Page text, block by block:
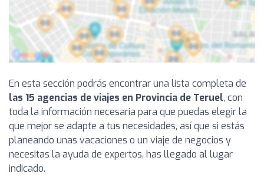
En esta sección podrás encontrar una lista completa de
las 15 agencias de viajes en Provincia de Teruel, con
toda la información necesaria para que puedas elegir la
que mejor se adapte a tus necesidades, así que si estás
planeando unas vacaciones o un viaje de negocios y
necesitas la ayuda de expertos, has llegado al lugar
indicado.